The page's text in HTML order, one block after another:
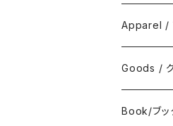
FIAT
ABARTH
Apparel /
Wear / ウ
Bag / バッ
Goods /
Sticker /
Book/ブッ